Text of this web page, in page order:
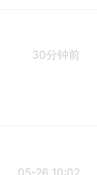
30分钟前
05-26 10:02